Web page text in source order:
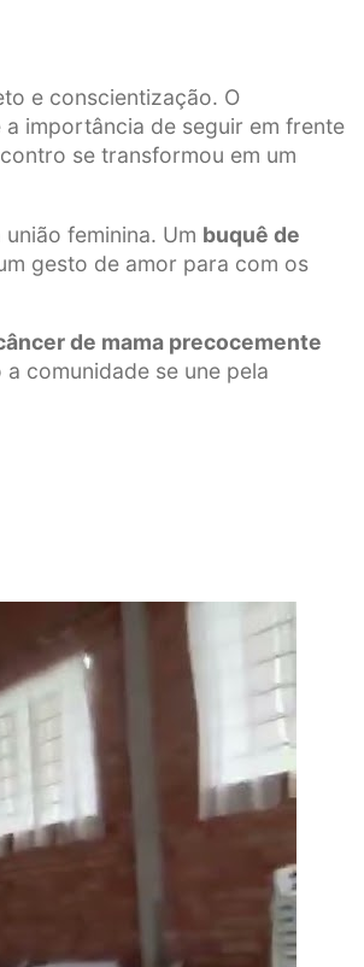
e conscientização. O
importância de seguir em frente
se transformou em um
feminina. Um buquê de
gesto de amor para com os
de mama precocemente
comunidade se une pela